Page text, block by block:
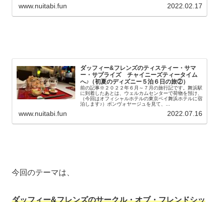
www.nuitabi.fun 2022.02.17
ダッフィー&フレンズのティスティー・サマ
ー・サプライズ チャイニーズティータイム
へ♪（初夏のディズニー５泊６日の旅②）
前の記事※２０２２年６月～７月の旅行記です。舞浜駅
に到着したあとは、ウェルカムセンターで荷物を預け、
（今回はオフィシャルホテルの東京ベイ舞浜ホテルに宿
泊します♪）ボンヴォヤージュを見て、...
www.nuitabi.fun 2022.07.16
今回のテーマは、
ダッフィー&フレンズのサークル・オブ・フレンドシッ